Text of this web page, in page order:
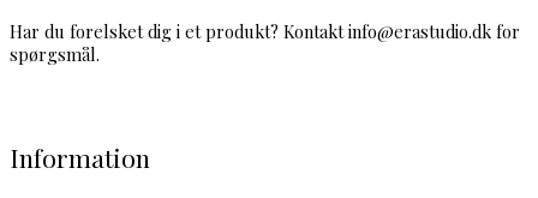
Har du forelsket dig i et produkt? Kontakt info@erastudio.dk for
spørgsmål.
Information